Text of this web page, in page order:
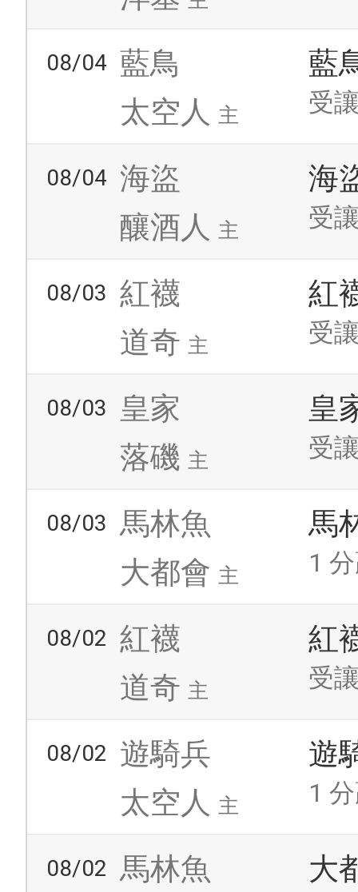
08/04 藍鳥
太空人 主
藍
受
08/04 海盜
釀酒人 主
海
受
08/03 紅襪
道奇 主
紅
受
08/03
皇家
落磯 主
皇
受
08/03 馬林魚
大都會 主
馬
1
08/02 紅襪
道奇 主
紅
受
08/02 遊騎兵
太空人 主
遊
1
08/02 馬林魚
大